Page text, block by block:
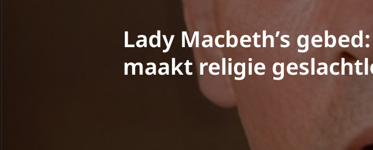
Lady Macbeth’s
maakt religie